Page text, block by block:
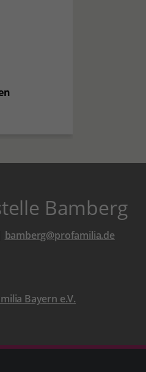
Bamberg
bamberg@profamilia.de
Bayern e.V.